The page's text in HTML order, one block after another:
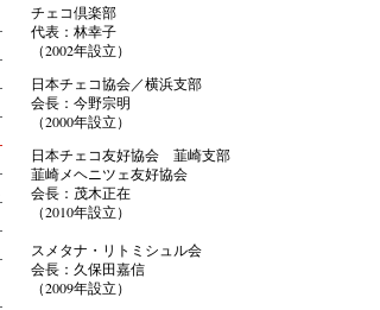
チェコ倶楽部
代表：林幸子
（2002年設立）
日本チェコ協会／横浜支部
会長：今野宗明
（2000年設立）
日本チェコ友好協会 韮崎支部
韮崎メヘニツェ友好協会
会長：茂木正在
（2010年設立）
スメタナ・リトミシュル会
会長：久保田嘉信
（2009年設立）